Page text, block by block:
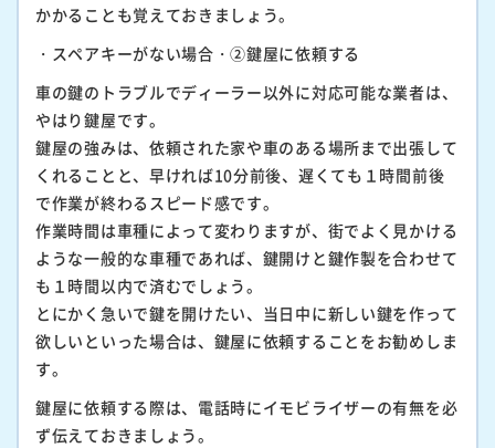
かかることも覚えておきましょう。
・スペアキーがない場合・②鍵屋に依頼する
車の鍵のトラブルでディーラー以外に対応可能な業者は、
やはり鍵屋です。
鍵屋の強みは、依頼された家や車のある場所まで出張して
くれることと、早ければ10分前後、遅くても１時間前後
で作業が終わるスピード感です。
作業時間は車種によって変わりますが、街でよく見かける
ような一般的な車種であれば、鍵開けと鍵作製を合わせて
も１時間以内で済むでしょう。
とにかく急いで鍵を開けたい、当日中に新しい鍵を作って
欲しいといった場合は、鍵屋に依頼することをお勧めしま
す。
鍵屋に依頼する際は、電話時にイモビライザーの有無を必
ず伝えておきましょう。